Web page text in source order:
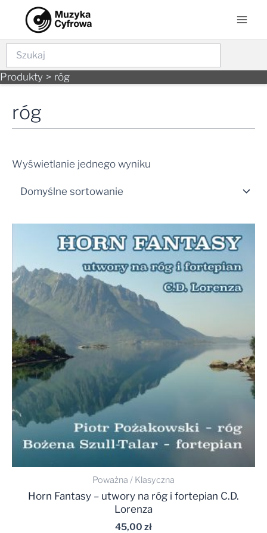
content
Szukaj
Produkty róg
róg
Wyświetlanie jednego wyniku
Poważna / Klasyczna
Horn Fantasy – utwory na róg i fortepian C.D.
Lorenza
45,00 zł